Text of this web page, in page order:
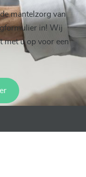
mantelzorg van
in! Wij
met u op voor een